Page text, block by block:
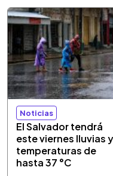
Noticias
El Salvador tendrá
este viernes lluvias y
temperaturas de
hasta 37 °C